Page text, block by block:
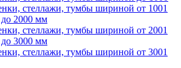
стеллажи, тумбы шириной от 1001
2000 мм
стеллажи, тумбы шириной от 2001
3000 мм
стеллажи, тумбы шириной от 3001